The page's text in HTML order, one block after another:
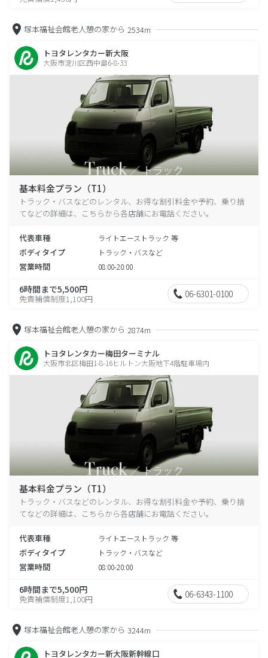
塚本福祉会館老人憩の家から 2534m
トヨタレンタカー新大阪
大阪市淀川区西中島6-8-33
基本料金プラン（T1）
トラック・バスなどのレンタル、お得な割引料金や予約、乗り捨
てなどの詳細は、こちらから各店舗にお電話ください。
代表車種 ライトエーストラック 等
ボディタイプ トラック・バスなど
営業時間 08:00-20:00
6時間まで5,500円
免責補償制度1,100円 06-6301-0100
塚本福祉会館老人憩の家から 2874m
トヨタレンタカー梅田ターミナル
大阪市北区梅田1-8-16ヒルトン大阪地下4階駐車場内
基本料金プラン（T1）
トラック・バスなどのレンタル、お得な割引料金や予約、乗り捨
てなどの詳細は、こちらから各店舗にお電話ください。
代表車種 ライトエーストラック 等
ボディタイプ トラック・バスなど
営業時間 08:00-20:00
6時間まで5,500円
免責補償制度1,100円 06-6343-1100
塚本福祉会館老人憩の家から 3244m
トヨタレンタカー新大阪新幹線口